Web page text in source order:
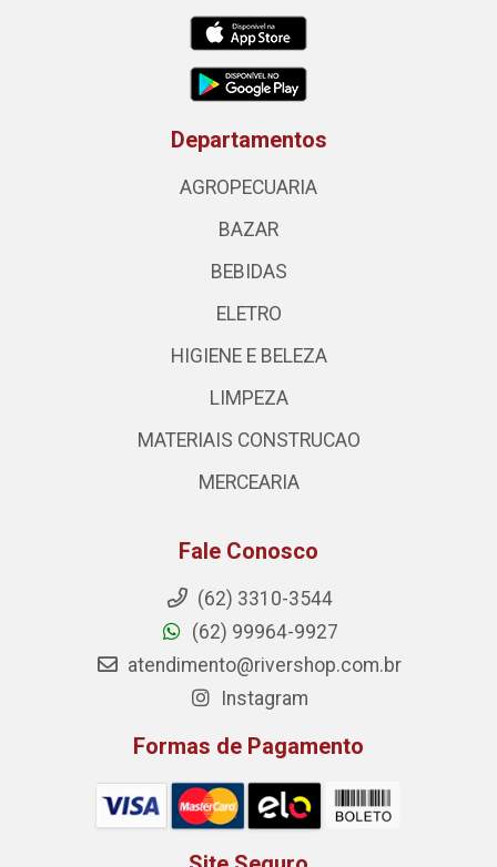
Departamentos
AGROPECUARIA
BAZAR
BEBIDAS
ELETRO
HIGIENE E BELEZA
LIMPEZA
MATERIAIS CONSTRUCAO
MERCEARIA
Fale Conosco
(62) 3310-3544
(62) 99964-9927
atendimento@rivershop.com.br
Instagram
Formas de Pagamento